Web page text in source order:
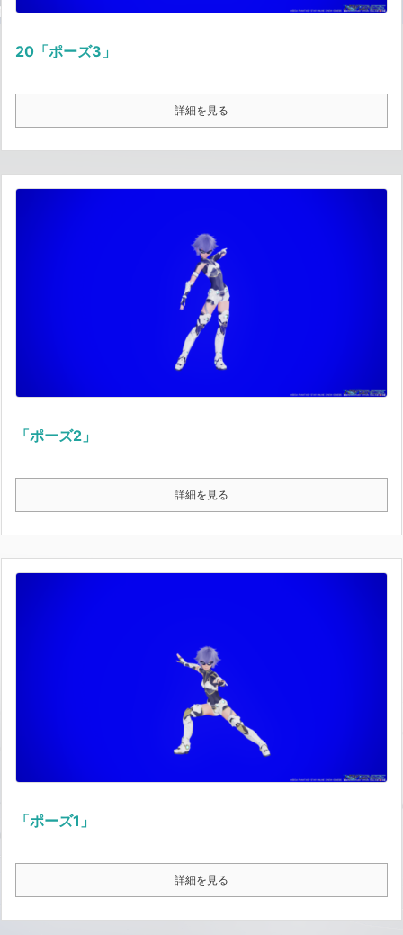
20「ポーズ3」
詳細を見る
「ポーズ2」
詳細を見る
「ポーズ1」
詳細を見る